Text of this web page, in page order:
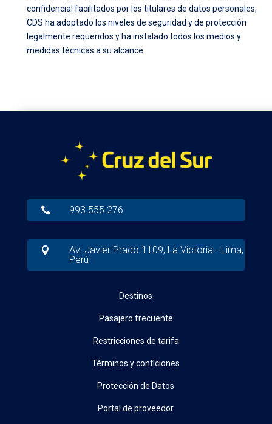
confidencial facilitados por los titulares de datos personales,
CDS ha adoptado los niveles de seguridad y de protección
legalmente requeridos y ha instalado todos los medios y
medidas técnicas a su alcance.
 993 555 276

Av. Javier Prado 1109, La Victoria - Lima,
Perú
Destinos
Pasajero frecuente
Restricciones de tarifa
Términos y conficiones
Protección de Datos
Portal de proveedor